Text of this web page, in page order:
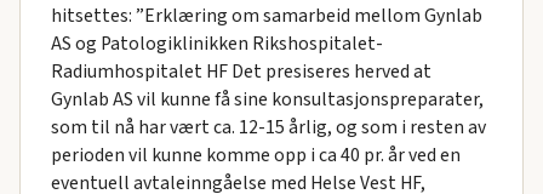
hitsettes: ”Erklæring om samarbeid mellom Gynlab
AS og Patologiklinikken Rikshospitalet-
Radiumhospitalet HF Det presiseres herved at
Gynlab AS vil kunne få sine konsultasjonspreparater,
som til nå har vært ca. 12-15 årlig, og som i resten av
perioden vil kunne komme opp i ca 40 pr. år ved en
eventuell avtaleinngåelse med Helse Vest HF,